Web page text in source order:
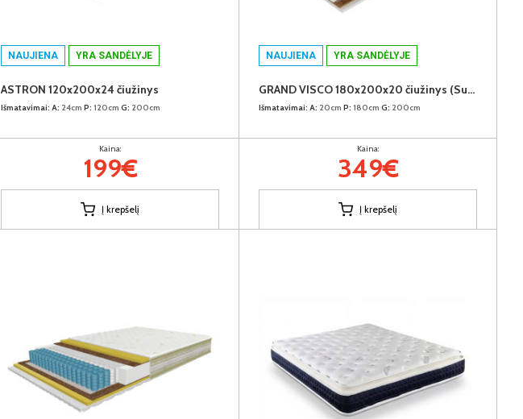
NAUJIENA YRA SANDĖLYJE
ASTRON 120x200x24 čiužinys
Išmatavimai: A: 24cm P: 120cm G: 200cm
Kaina:
199€
Į krepšelį
NAUJIENA YRA SANDĖLYJE
GRAND VISCO 180x200x20 čiužinys (Susuktas)
Išmatavimai: A: 20cm P: 180cm G: 200cm
Kaina:
349€
Į krepšelį